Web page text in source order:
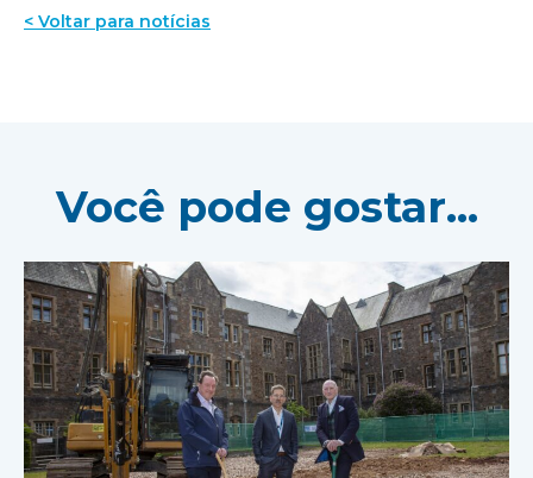
< Voltar para notícias
Você pode gostar...